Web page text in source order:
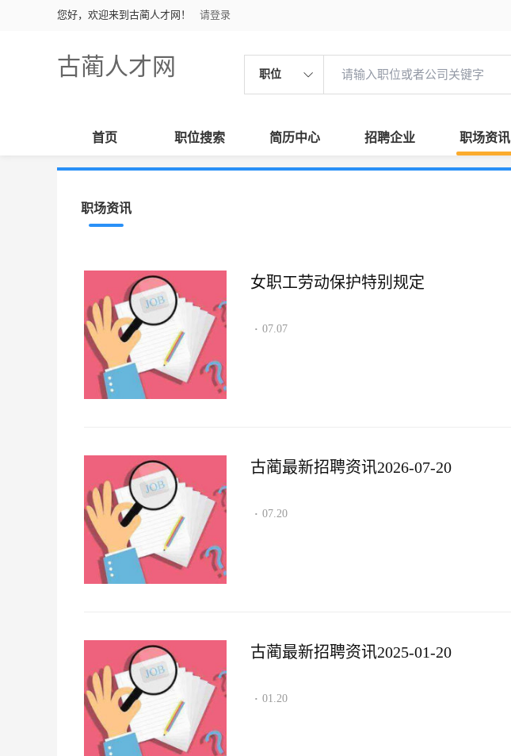
您好，欢迎来到古蔺人才网！ 请登录
古蔺人才网 职位
首页 职位搜索 简历中心 招聘企业 职场资讯
职场资讯
女职工劳动保护特别规定
· 07.07
古蔺最新招聘资讯2026-07-20
· 07.20
古蔺最新招聘资讯2025-01-20
· 01.20